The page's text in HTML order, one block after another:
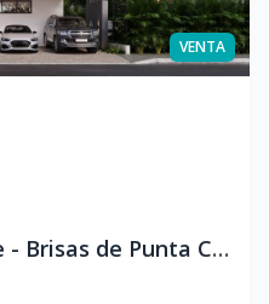
VENTA
DIANA Tropical Village - Brisas de Punta Cana